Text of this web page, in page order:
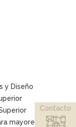
y Diseño
mayores de 25
Contacto